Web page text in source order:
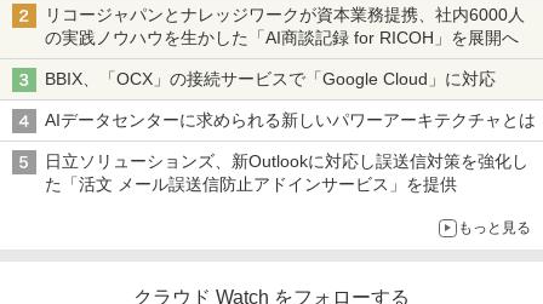
リコージャパンとナレッジワークが資本業務提携、社内6000人
の実践ノウハウを生かした「AI商談記録 for RICOH」を展開へ
BBIX、「OCX」の接続サービスで「Google Cloud」に対応
AIデータセンターに求められる新しいパワーアーキテクチャとは
日立ソリューションズ、新Outlookに対応し誤送信対策を強化し
た「活文 メール誤送信防止アドインサービス」を提供
もっと見る
クラウド Watch をフォローする